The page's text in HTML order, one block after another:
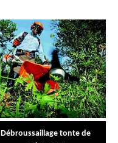
Débroussaillage tonte de